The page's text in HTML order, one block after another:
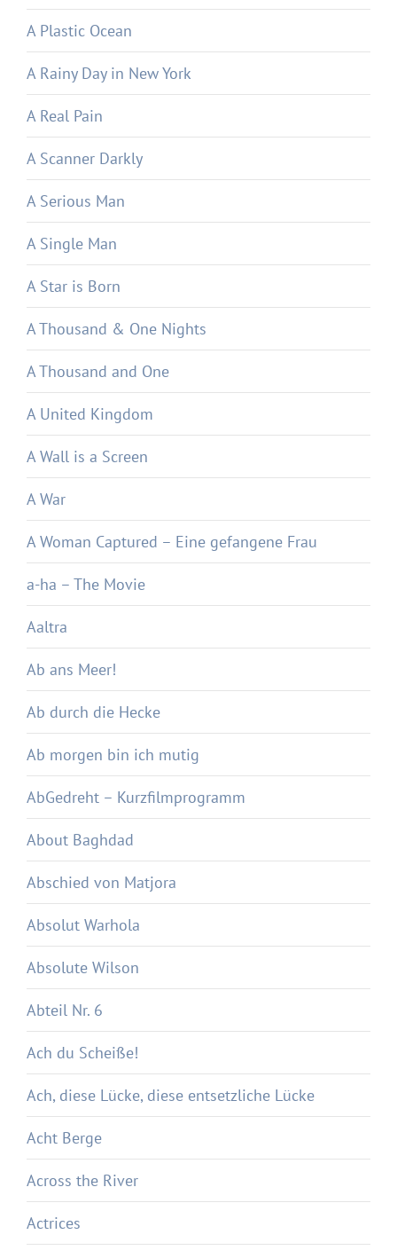
A Plastic Ocean
A Rainy Day in New York
A Real Pain
A Scanner Darkly
A Serious Man
A Single Man
A Star is Born
A Thousand & One Nights
A Thousand and One
A United Kingdom
A Wall is a Screen
A War
A Woman Captured – Eine gefangene Frau
a-ha – The Movie
Aaltra
Ab ans Meer!
Ab durch die Hecke
Ab morgen bin ich mutig
AbGedreht – Kurzfilmprogramm
About Baghdad
Abschied von Matjora
Absolut Warhola
Absolute Wilson
Abteil Nr. 6
Ach du Scheiße!
Ach, diese Lücke, diese entsetzliche Lücke
Acht Berge
Across the River
Actrices